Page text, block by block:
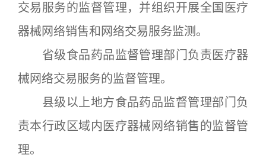
交易服务的监督管理，并组织开展全国医疗
器械网络销售和网络交易服务监测。
省级食品药品监督管理部门负责医疗器
械网络交易服务的监督管理。
县级以上地方食品药品监督管理部门负
责本行政区域内医疗器械网络销售的监督管
理。